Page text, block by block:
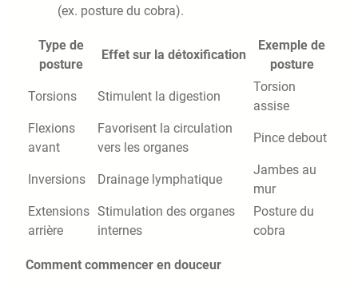
(ex. posture du cobra).
Type de
posture
Effet sur la détoxification
Exemple de
posture
Torsions Stimulent la digestion
Torsion
assise
Flexions
avant
Favorisent la circulation
vers les organes
Pince debout
Inversions Drainage lymphatique
Jambes au
mur
Extensions
arrière
Stimulation des organes
internes
Posture du
cobra
Comment commencer en douceur